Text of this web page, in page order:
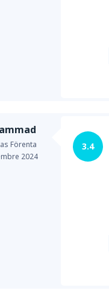
Förenta
2024
3.4